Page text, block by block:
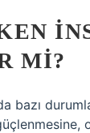
MI?
bazı